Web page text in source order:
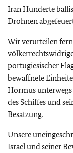
Iran Hunderte
Drohnen
Wir verurteilen
portugiesischer
bewaffnete
Hormus
des Schiffes und
Besatzung.
Unsere
Israel und seiner